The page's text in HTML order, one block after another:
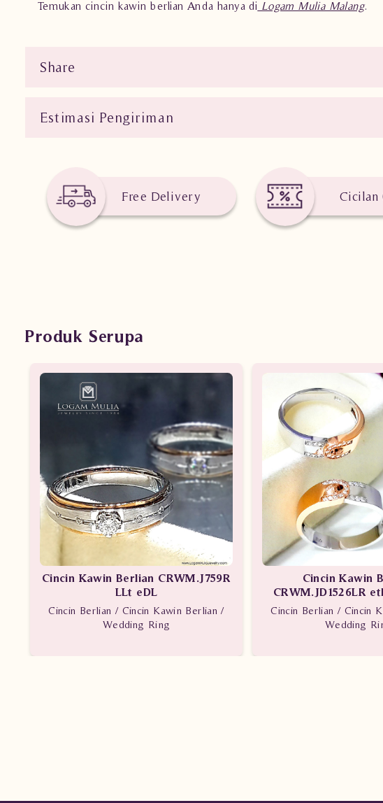
Temukan cincin kawin berlian Anda hanya di Logam Mulia Malang.
Share
Estimasi Pengiriman
Free Delivery Cicilan
Produk Serupa
Cincin Kawin Berlian CRWM.J759R
LLt eDL
Cincin Berlian / Cincin Kawin Berlian /
Wedding Ring
Cincin Kawin
CRWM.JD1526LR
tDN
Cincin Berlian / Cincin
Wedding